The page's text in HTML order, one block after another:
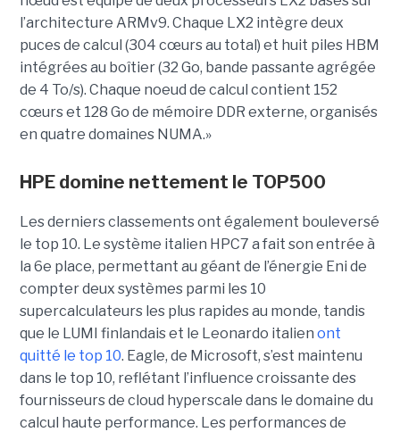
l’architecture ARMv9. Chaque LX2 intègre deux
puces de calcul (304 cœurs au total) et huit piles HBM
intégrées au boîtier (32 Go, bande passante agrégée
de 4 To/s). Chaque noeud de calcul contient 152
cœurs et 128 Go de mémoire DDR externe, organisés
en quatre domaines NUMA.»
HPE domine nettement le TOP500
Les derniers classements ont également bouleversé
le top 10. Le système italien HPC7 a fait son entrée à
la 6e place, permettant au géant de l’énergie Eni de
compter deux systèmes parmi les 10
supercalculateurs les plus rapides au monde, tandis
que le LUMI finlandais et le Leonardo italien ont
quitté le top 10. Eagle, de Microsoft, s’est maintenu
dans le top 10, reflétant l’influence croissante des
fournisseurs de cloud hyperscale dans le domaine du
calcul haute performance. Les performances de